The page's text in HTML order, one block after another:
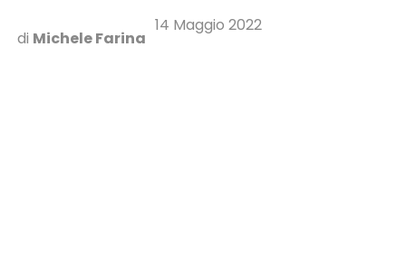
di Michele Farina
14 Maggio 2022